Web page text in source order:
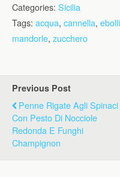
Categories: Sicilia
Tags: acqua, cannella,
mandorle, zucchero
Previous Post
Penne Rigate Agli Spinaci
Con Pesto Di Nocciole
Redonda E Funghi
Champignon